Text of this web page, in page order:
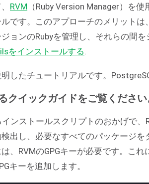
RVM （Ruby Version Manager）を
です。このアプローチのメリット
ョンのRubyを管理し、それらの間
をインストールする
したチュートリアルです。
クイックガイドをご覧くださ
インストールスクリプトのおかげで
出し、必要なすべてのパッケージ
、RVMのGPGキーが必要です。こ
キーを追加します。